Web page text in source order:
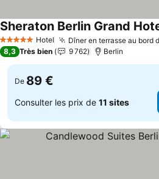
5 Étoiles Hotel Dîner en terrasse au bord
Sheraton Berlin Grand
8,3 Très bien 9 762 Berlin
De 89 €
Consulter les prix de 11 sites